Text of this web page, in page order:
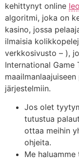
kehittynyt online
algoritmi, joka on
kasino, jossa
ilmaisia
verkkosivusto – ),
International
järjestelmiin.
Jos olet
tutustua
ottaa meihin
ohjeita.
Me